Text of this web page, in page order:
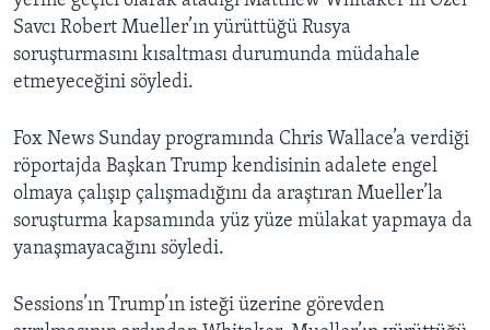
Savcı Robert Mueller’ın yürüttüğü Rusya
soruşturmasını kısaltması durumunda müdahale
etmeyeceğini söyledi.
Fox News Sunday programında Chris Wallace’a verdiği
röportajda Başkan Trump kendisinin adalete engel
olmaya çalışıp çalışmadığını da araştıran Mueller’la
soruşturma kapsamında yüz yüze mülakat yapmaya da
yanaşmayacağını söyledi.
Sessions’ın Trump’ın isteği üzerine görevden